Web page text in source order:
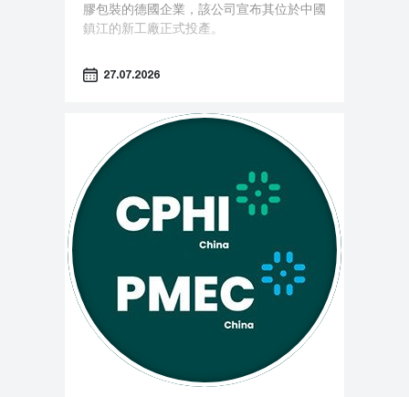
膠包裝的德國企業，該公司宣布其位於中國
鎮江的新工廠正式投產。
27.07.2026